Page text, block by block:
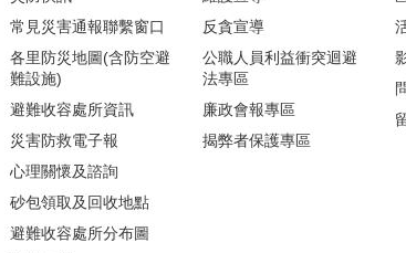
常見災害通報聯繫窗口
各里防災地圖(含防空避
難設施)
避難收容處所資訊
災害防救電子報
心理關懷及諮詢
砂包領取及回收地點
避難收容處所分布圖
反貪宣導
公職人員利益衝突迴避
法專區
廉政會報專區
揭弊者保護專區